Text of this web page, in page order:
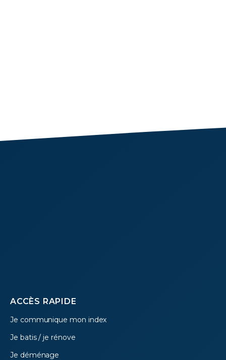
Footer
menu
ACCÈS RAPIDE
Je communique mon index
Je batis / je rénove
Je déménage